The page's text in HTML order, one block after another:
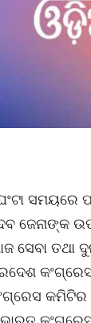
ସମୟରେ
ଜେନାଙ୍କ
ତଥା